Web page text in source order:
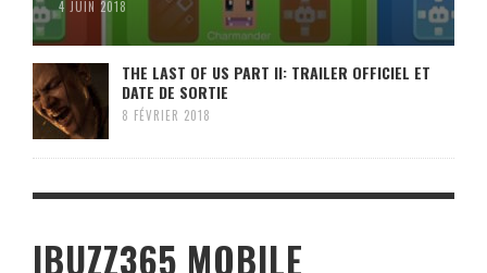
4 JUIN 2018
THE LAST OF US PART II: TRAILER OFFICIEL ET
DATE DE SORTIE
8 FÉVRIER 2018
IBUZZ365 MOBILE